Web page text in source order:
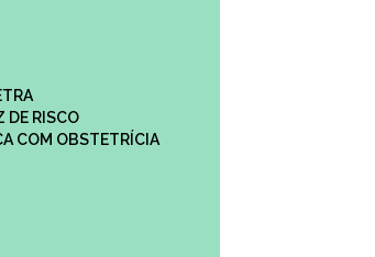
DE RISCO
COM OBSTETRÍCIA